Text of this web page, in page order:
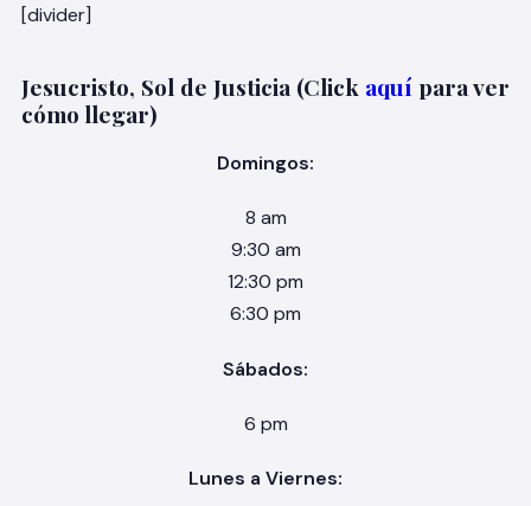
[divider]
Jesucristo, Sol de Justicia (Click aquí para ver
cómo llegar)
Domingos:
8 am
9:30 am
12:30 pm
6:30 pm
Sábados:
6 pm
Lunes a Viernes: